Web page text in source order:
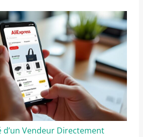
d’un Vendeur Directement